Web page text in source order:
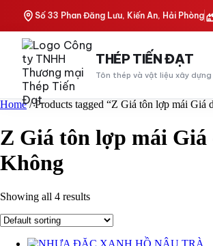
content
Số 33 Phan Đăng Lưu, Kiến An, Hải Phòng
THÉP TIẾN ĐẠT
Tôn thép và vật liệu xây dựng
Home/ Products tagged “Z Giá tôn lợp mái
Z Giá tôn lợp mái
Không
Showing all 4 results